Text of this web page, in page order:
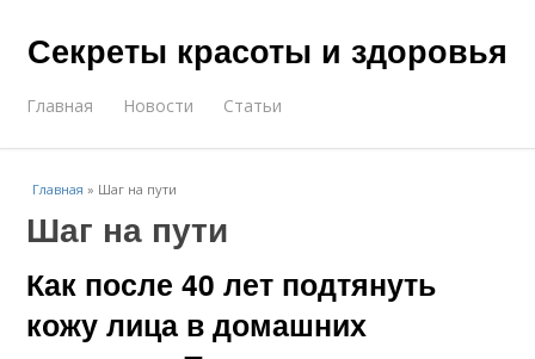
Секреты красоты и здоровья
Главная Новости Статьи
Главная » Шаг на пути
Шаг на пути
Как после 40 лет подтянуть
кожу лица в домашних